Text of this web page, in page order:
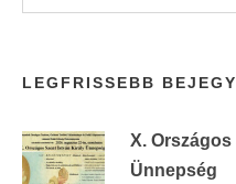
LEGFRISSEBB
X.
Ünnepség